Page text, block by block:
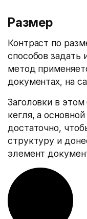
Размер
Контраст по
способов задать
метод
документах, на
Заголовки в
кегля, а
достаточно,
структуру и
элемент